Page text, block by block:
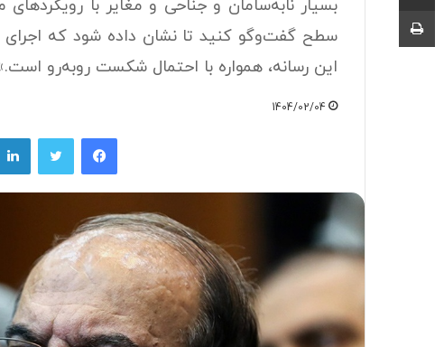
بسیار نابه‌سامان و جناحی و مغایر با
سطح گفت‌و‌گو کنید تا نشان داده شود که
این رسانه، همواره با احتمال شکست رو‌به‌رو
1404/02/04
فیسبوک